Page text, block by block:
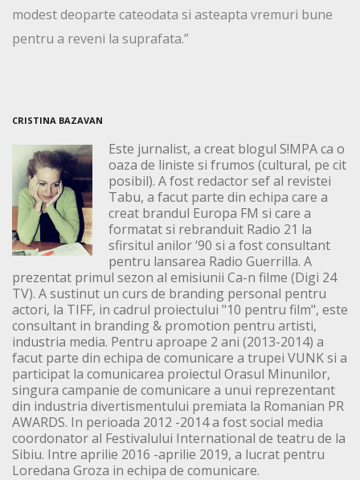
modest deoparte cateodata si asteapta vremuri bune
pentru a reveni la suprafata.”
CRISTINA BAZAVAN
Este jurnalist, a creat blogul S!MPA ca o
oaza de liniste si frumos (cultural, pe cit
posibil). A fost redactor sef al revistei
Tabu, a facut parte din echipa care a
creat brandul Europa FM si care a
formatat si rebranduit Radio 21 la
sfirsitul anilor ‘90 si a fost consultant
pentru lansarea Radio Guerrilla. A
prezentat primul sezon al emisiunii Ca-n filme (Digi 24
TV). A sustinut un curs de branding personal pentru
actori, la TIFF, in cadrul proiectului "10 pentru film", este
consultant in branding & promotion pentru artisti,
industria media. Pentru aproape 2 ani (2013-2014) a
facut parte din echipa de comunicare a trupei VUNK si a
participat la comunicarea proiectul Orasul Minunilor,
singura campanie de comunicare a unui reprezentant
din industria divertismentului premiata la Romanian PR
AWARDS. In perioada 2012 -2014 a fost social media
coordonator al Festivalului International de teatru de la
Sibiu. Intre aprilie 2016 -aprilie 2019, a lucrat pentru
Loredana Groza in echipa de comunicare.